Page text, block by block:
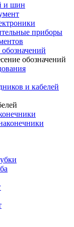
и шин
приборы
обозначений
и кабелей